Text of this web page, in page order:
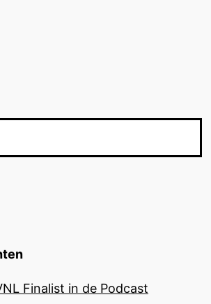
Finalist in de Podcast